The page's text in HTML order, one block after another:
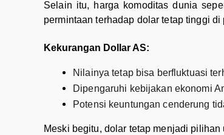
Selain itu, harga komoditas dunia
permintaan terhadap dolar tetap tinggi di
Kekurangan Dollar AS:
Nilainya tetap bisa berfluktuasi
Dipengaruhi kebijakan ekonomi
Potensi keuntungan cenderung
Meski begitu, dolar tetap menjadi